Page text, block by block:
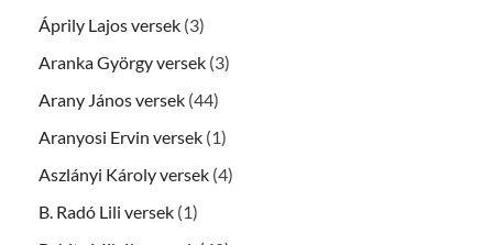
Áprily Lajos versek (3)
Aranka György versek (3)
Arany János versek (44)
Aranyosi Ervin versek (1)
Aszlányi Károly versek (4)
B. Radó Lili versek (1)